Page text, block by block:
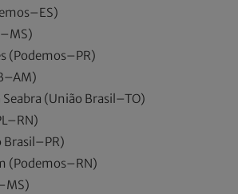
(Podemos–PR)
(União Brasil–TO)
Brasil–PR)
(Podemos–RN)